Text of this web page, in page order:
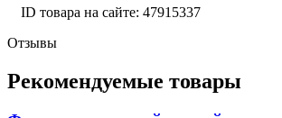
ID товара на сайте: 47915337
Отзывы
Рекомендуемые товары